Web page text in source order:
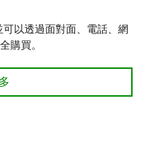
以透過面對面、電話、網
購買。